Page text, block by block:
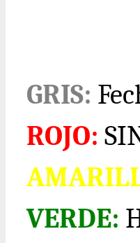
GRIS:
ROJO:
VERDE: